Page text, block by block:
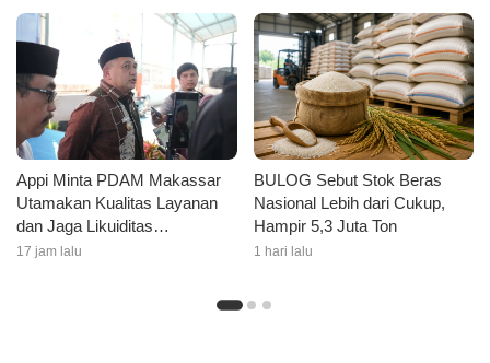
Appi Minta PDAM Makassar
Utamakan Kualitas Layanan
dan Jaga Likuiditas
Perusahaan
17 jam lalu
BULOG Sebut Stok Beras
Nasional Lebih dari Cukup,
Hampir 5,3 Juta Ton
1 hari lalu